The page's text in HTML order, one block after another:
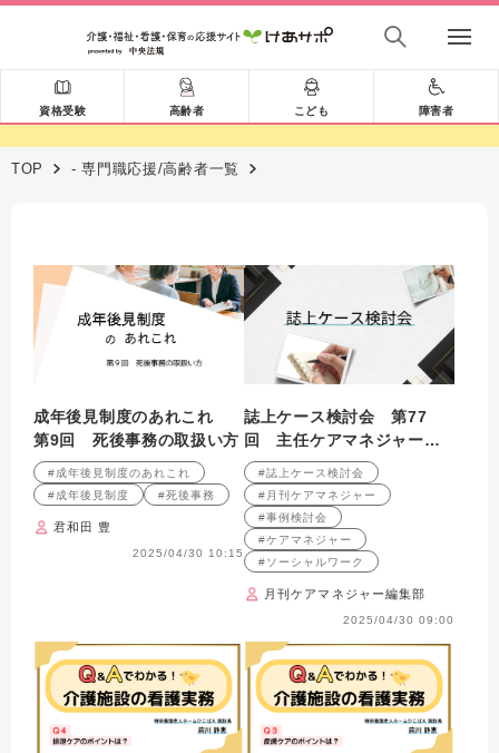
資格受験 高齢者 こども 障害者
TOP - 専門職応援/高齢者一覧
成年後見制度のあれこれ
第9回 死後事務の取扱い方
#成年後見制度のあれこれ
#成年後見制度
#死後事務
君和田 豊
2025/04/30 10:15
誌上ケース検討会 第77
回 主任ケアマネジャーと
して相談の電話にどう対応
するか （2006年10月号掲
載）
#誌上ケース検討会
#月刊ケアマネジャー
#事例検討会
#ケアマネジャー
#ソーシャルワーク
月刊ケアマネジャー編集部
2025/04/30 09:00